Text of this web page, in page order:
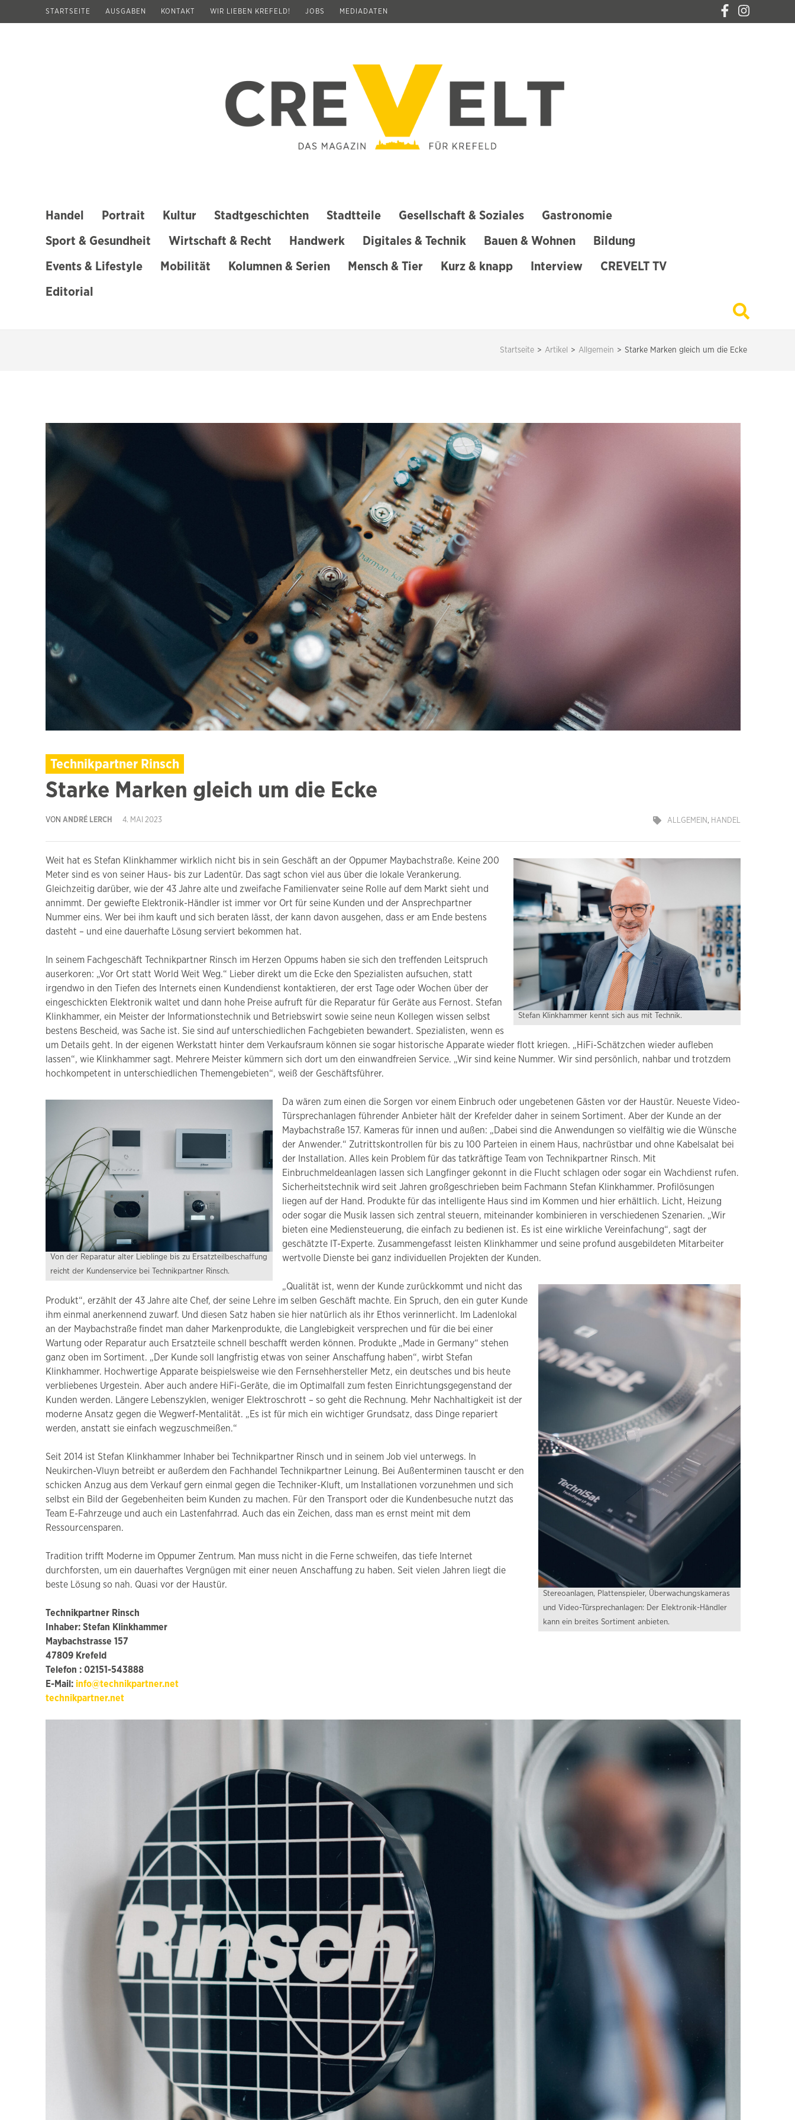
STARTSEITE AUSGABEN KONTAKT WIR LIEBEN KREFELD! JOBS MEDIADATEN
Handel Portrait Kultur Stadtgeschichten Stadtteile Gesellschaft & Soziales Gastronomie
Sport & Gesundheit Wirtschaft & Recht Handwerk Digitales & Technik Bauen & Wohnen Bildung
Events & Lifestyle Mobilität Kolumnen & Serien Mensch & Tier Kurz & knapp Interview CREVELT TV
Editorial
Startseite > Artikel > Allgemein > Starke Marken gleich um die Ecke
Technikpartner Rinsch
Starke Marken gleich um die Ecke
VON ANDRÉ LERCH 4. MAI 2023 ALLGEMEIN, HANDEL
Stefan Klinkhammer kennt sich aus mit Technik.
Weit hat es Stefan Klinkhammer wirklich nicht bis in sein Geschäft an der Oppumer Maybachstraße. Keine 200
Meter sind es von seiner Haus- bis zur Ladentür. Das sagt schon viel aus über die lokale Verankerung.
Gleichzeitig darüber, wie der 43 Jahre alte und zweifache Familienvater seine Rolle auf dem Markt sieht und
annimmt. Der gewiefte Elektronik-Händler ist immer vor Ort für seine Kunden und der Ansprechpartner
Nummer eins. Wer bei ihm kauft und sich beraten lässt, der kann davon ausgehen, dass er am Ende bestens
dasteht – und eine dauerhafte Lösung serviert bekommen hat.
In seinem Fachgeschäft Technikpartner Rinsch im Herzen Oppums haben sie sich den treffenden Leitspruch
auserkoren: „Vor Ort statt World Weit Weg.“ Lieber direkt um die Ecke den Spezialisten aufsuchen, statt
irgendwo in den Tiefen des Internets einen Kundendienst kontaktieren, der erst Tage oder Wochen über der
eingeschickten Elektronik waltet und dann hohe Preise aufruft für die Reparatur für Geräte aus Fernost. Stefan
Klinkhammer, ein Meister der Informationstechnik und Betriebswirt sowie seine neun Kollegen wissen selbst
bestens Bescheid, was Sache ist. Sie sind auf unterschiedlichen Fachgebieten bewandert. Spezialisten, wenn es
um Details geht. In der eigenen Werkstatt hinter dem Verkaufsraum können sie sogar historische Apparate wieder flott kriegen. „HiFi-Schätzchen wieder aufleben
lassen“, wie Klinkhammer sagt. Mehrere Meister kümmern sich dort um den einwandfreien Service. „Wir sind keine Nummer. Wir sind persönlich, nahbar und trotzdem
hochkompetent in unterschiedlichen Themengebieten“, weiß der Geschäftsführer.
Von der Reparatur alter Lieblinge bis zu Ersatzteilbeschaffung
reicht der Kundenservice bei Technikpartner Rinsch.
Da wären zum einen die Sorgen vor einem Einbruch oder ungebetenen Gästen vor der Haustür. Neueste Video-
Türsprechanlagen führender Anbieter hält der Krefelder daher in seinem Sortiment. Aber der Kunde an der
Maybachstraße 157. Kameras für innen und außen: „Dabei sind die Anwendungen so vielfältig wie die Wünsche
der Anwender.“ Zutrittskontrollen für bis zu 100 Parteien in einem Haus, nachrüstbar und ohne Kabelsalat bei
der Installation. Alles kein Problem für das tatkräftige Team von Technikpartner Rinsch. Mit
Einbruchmeldeanlagen lassen sich Langfinger gekonnt in die Flucht schlagen oder sogar ein Wachdienst rufen.
Sicherheitstechnik wird seit Jahren großgeschrieben beim Fachmann Stefan Klinkhammer. Profilösungen
liegen auf der Hand. Produkte für das intelligente Haus sind im Kommen und hier erhältlich. Licht, Heizung
oder sogar die Musik lassen sich zentral steuern, miteinander kombinieren in verschiedenen Szenarien. „Wir
bieten eine Mediensteuerung, die einfach zu bedienen ist. Es ist eine wirkliche Vereinfachung“, sagt der
geschätzte IT-Experte. Zusammengefasst leisten Klinkhammer und seine profund ausgebildeten Mitarbeiter
wertvolle Dienste bei ganz individuellen Projekten der Kunden.
Stereoanlagen, Plattenspieler, Überwachungskameras
und Video-Türsprechanlagen: Der Elektronik-Händler
kann ein breites Sortiment anbieten.
„Qualität ist, wenn der Kunde zurückkommt und nicht das
Produkt“, erzählt der 43 Jahre alte Chef, der seine Lehre im selben Geschäft machte. Ein Spruch, den ein guter Kunde
ihm einmal anerkennend zuwarf. Und diesen Satz haben sie hier natürlich als ihr Ethos verinnerlicht. Im Ladenlokal
an der Maybachstraße findet man daher Markenprodukte, die Langlebigkeit versprechen und für die bei einer
Wartung oder Reparatur auch Ersatzteile schnell beschafft werden können. Produkte „Made in Germany“ stehen
ganz oben im Sortiment. „Der Kunde soll langfristig etwas von seiner Anschaffung haben“, wirbt Stefan
Klinkhammer. Hochwertige Apparate beispielsweise wie den Fernsehhersteller Metz, ein deutsches und bis heute
verbliebenes Urgestein. Aber auch andere HiFi-Geräte, die im Optimalfall zum festen Einrichtungsgegenstand der
Kunden werden. Längere Lebenszyklen, weniger Elektroschrott – so geht die Rechnung. Mehr Nachhaltigkeit ist der
moderne Ansatz gegen die Wegwerf-Mentalität. „Es ist für mich ein wichtiger Grundsatz, dass Dinge repariert
werden, anstatt sie einfach wegzuschmeißen.“
Seit 2014 ist Stefan Klinkhammer Inhaber bei Technikpartner Rinsch und in seinem Job viel unterwegs. In
Neukirchen-Vluyn betreibt er außerdem den Fachhandel Technikpartner Leinung. Bei Außenterminen tauscht er den
schicken Anzug aus dem Verkauf gern einmal gegen die Techniker-Kluft, um Installationen vorzunehmen und sich
selbst ein Bild der Gegebenheiten beim Kunden zu machen. Für den Transport oder die Kundenbesuche nutzt das
Team E-Fahrzeuge und auch ein Lastenfahrrad. Auch das ein Zeichen, dass man es ernst meint mit dem
Ressourcensparen.
Tradition trifft Moderne im Oppumer Zentrum. Man muss nicht in die Ferne schweifen, das tiefe Internet
durchforsten, um ein dauerhaftes Vergnügen mit einer neuen Anschaffung zu haben. Seit vielen Jahren liegt die
beste Lösung so nah. Quasi vor der Haustür.
Technikpartner Rinsch
Inhaber: Stefan Klinkhammer
Maybachstrasse 157
47809 Krefeld
Telefon : 02151-543888
E-Mail: info@technikpartner.net
technikpartner.net